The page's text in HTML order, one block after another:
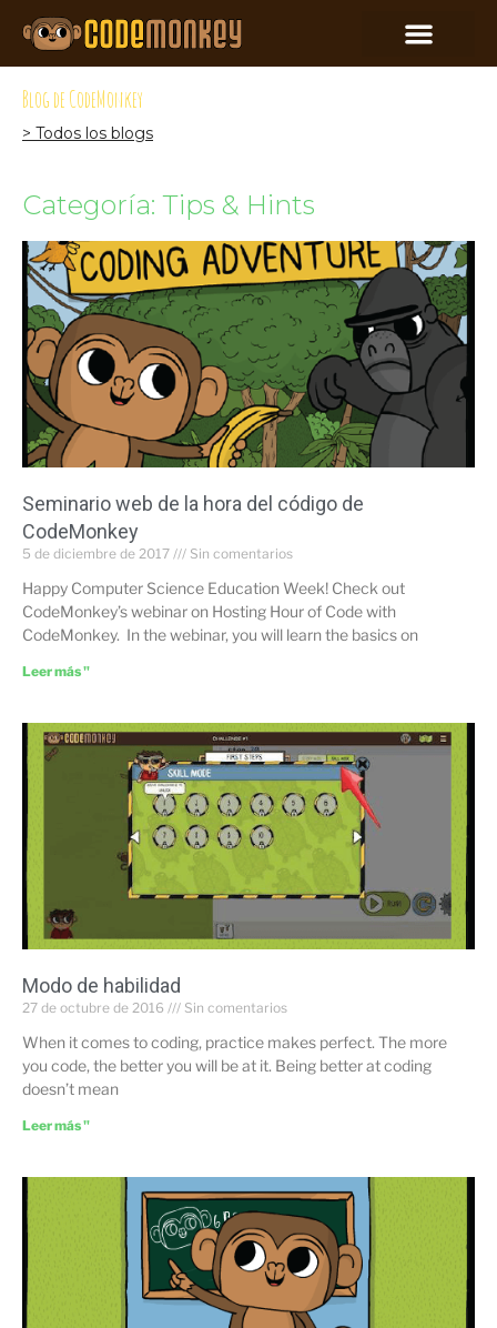
Blog de CodeMonkey
> Todos los blogs
Categoría: Tips & Hints
Seminario web de la hora del código de
CodeMonkey
5 de diciembre de 2017 Sin comentarios
Happy Computer Science Education Week! Check out
CodeMonkey’s webinar on Hosting Hour of Code with
CodeMonkey. In the webinar, you will learn the basics on
Leer más "
Modo de habilidad
27 de octubre de 2016 Sin comentarios
When it comes to coding, practice makes perfect. The more
you code, the better you will be at it. Being better at coding
doesn’t mean
Leer más "